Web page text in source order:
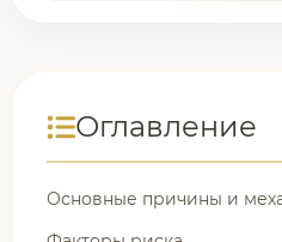
Оглавление
Основные причины и